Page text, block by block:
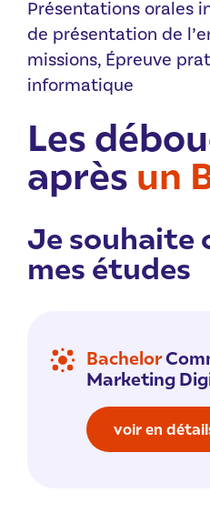
Présentations orales
de présentation de
missions, Épreuve
informatique
Les
après un
Je souhaite
mes études
Bachelor
Marketing
voir en